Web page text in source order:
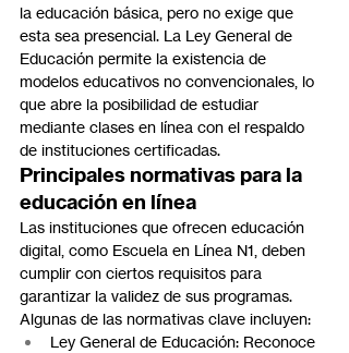
la educación básica, pero no exige que
esta sea presencial. La Ley General de
Educación permite la existencia de
modelos educativos no convencionales, lo
que abre la posibilidad de estudiar
mediante clases en línea con el respaldo
de instituciones certificadas.
Principales normativas para la
educación en línea
Las instituciones que ofrecen educación
digital, como Escuela en Línea N1, deben
cumplir con ciertos requisitos para
garantizar la validez de sus programas.
Algunas de las normativas clave incluyen:
Ley General de Educación: Reconoce